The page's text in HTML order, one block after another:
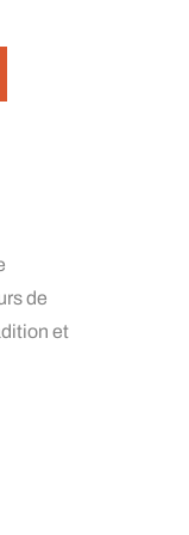
de
et